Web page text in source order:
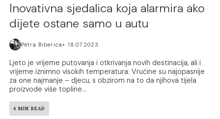
Inovativna sjedalica koja alarmira ako
dijete ostane samo u autu
Petra Biberica 18.07.2023.
Ljeto je vrijeme putovanja i otkrivanja novih destinacija, ali i
vrijeme iznimno visokih temperatura. Vrućine su najopasnije
za one najmanje – djecu, s obzirom na to da njihova tijela
proizvode više topline...
4 MIN READ